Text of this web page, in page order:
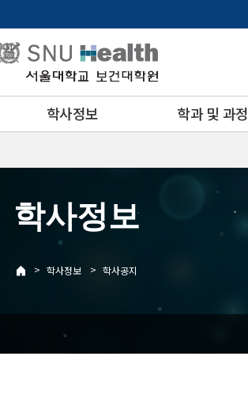
학사정보 학과 및 과정
학사정보
> 학사정보 > 학사공지